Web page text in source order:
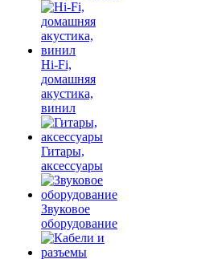
Hi-Fi,
домашняя
акустика,
винил
Гитары,
аксессуары
Звуковое
оборудование